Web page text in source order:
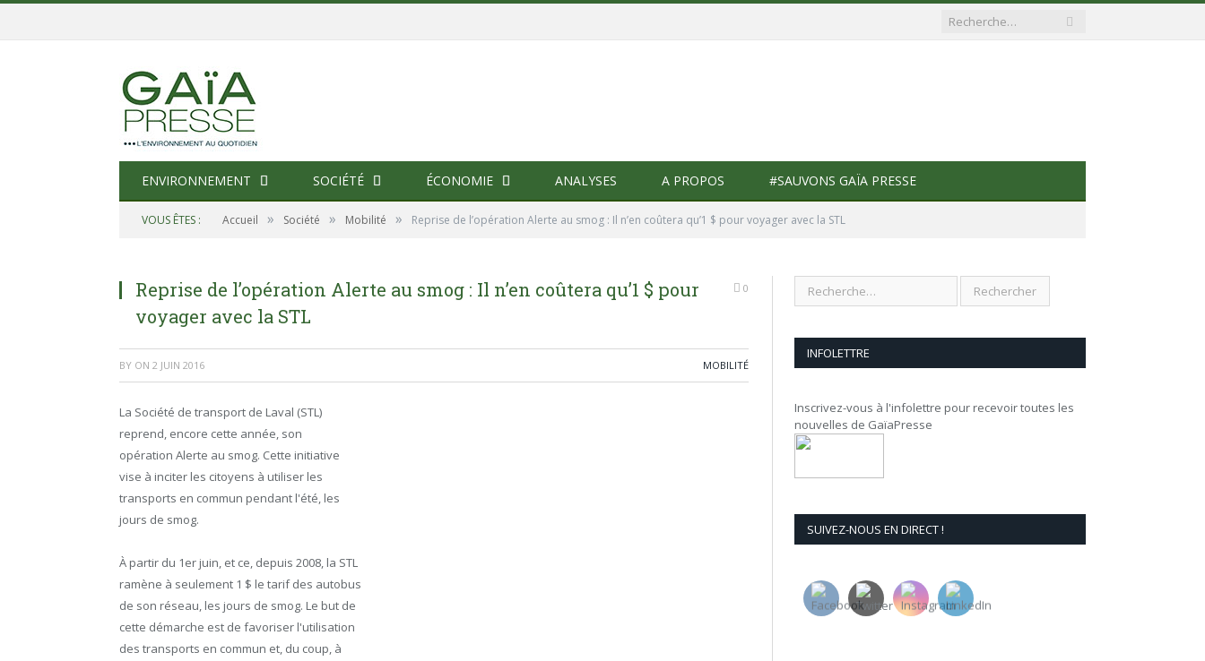
ENVIRONNEMENT SOCIÉTÉ ÉCONOMIE ANALYSES A PROPOS #SAUVONS GAÏA PRESSE
VOUS ÊTES : Accueil » Société » Mobilité » Reprise de l’opération Alerte au smog : Il n’en coûtera qu’1 $ pour voyager avec la STL
Reprise de l’opération Alerte au smog : Il n’en coûtera qu’1 $ pour
voyager avec la STL
0
BY ON 2 JUIN 2016 MOBILITÉ
La Société de transport de Laval (STL)
reprend, encore cette année, son
opération Alerte au smog. Cette initiative
vise à inciter les citoyens à utiliser les
transports en commun pendant l'été, les
jours de smog.
À partir du 1er juin, et ce, depuis 2008, la STL
ramène à seulement 1 $ le tarif des autobus
de son réseau, les jours de smog. Le but de
cette démarche est de favoriser l'utilisation
des transports en commun et, du coup, à
INFOLETTRE
Inscrivez-vous à l'infolettre pour recevoir toutes les
nouvelles de GaïaPresse
SUIVEZ-NOUS EN DIRECT !